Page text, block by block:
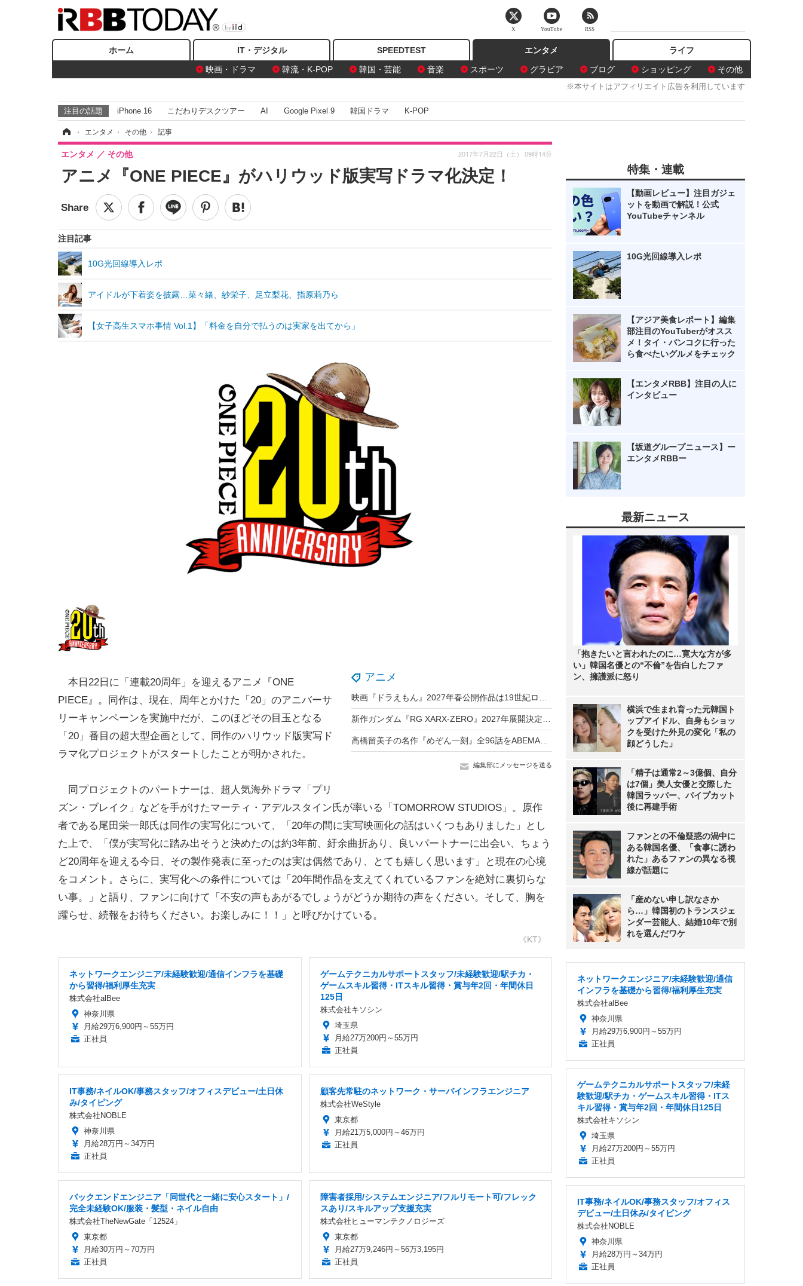
ホーム IT・デジタル SPEEDTEST
エンタメ
映画・ドラマ
韓流・K-POP 韓国・芸能 音楽 スポーツ グラビア ブログ ショッピング その他
ライフ
※本サイトはアフィリエイト広告を利用しています
注目の話題 iPhone 16 こだわりデスクツアー AI Google Pixel 9 韓国ドラマ K-POP
› エンタメ › その他 › 記事
アニメ『ONE PIECE』がハリウッド版実写ドラマ化決定！
エンタメ その他 2017年7月22日（土） 09時14分
注目記事
10G光回線導入レポ
アイドルが下着姿を披露…菜々緒、紗栄子、足立梨花、指原莉乃ら
【女子高生スマホ事情 Vol.1】「料金を自分で払うのは実家を出てから」
アニメ
編集部にメッセージを送る
本日22日に「連載20周年」を迎えるアニメ『ONE
PIECE』。同作は、現在、周年とかけた「20」のアニバーサ
リーキャンペーンを実施中だが、このほどその目玉となる
「20」番目の超大型企画として、同作のハリウッド版実写ド
ラマ化プロジェクトがスタートしたことが明かされた。
同プロジェクトのパートナーは、超人気海外ドラマ「プリ
ズン・ブレイク」などを手がけたマーティ・アデルスタイン氏が率いる「TOMORROW STUDIOS」。原作
者である尾田栄一郎氏は同作の実写化について、「20年の間に実写映画化の話はいくつもありました」とし
た上で、「僕が実写化に踏み出そうと決めたのは約3年前、紆余曲折あり、良いパートナーに出会い、ちょう
ど20周年を迎える今日、その製作発表に至ったのは実は偶然であり、とても嬉しく思います」と現在の心境
をコメント。さらに、実写化への条件については「20年間作品を支えてくれているファンを絶対に裏切らな
い事。」と語り、ファンに向けて「不安の声もあがるでしょうがどうか期待の声をください。そして、胸を
躍らせ、続報をお待ちください。お楽しみに！！」と呼びかけている。
《KT》
ネットワークエンジニア/未経験歓迎/通信インフラを基礎
から習得/福利厚生充実
株式会社alBee
神奈川県
月給29万6,900円～55万円
正社員
ゲームテクニカルサポートスタッフ/未経験歓迎/駅チカ・
ゲームスキル習得・ITスキル習得・賞与年2回・年間休日
125日
株式会社キソシン
埼玉県
月給27万200円～55万円
正社員
IT事務/ネイルOK/事務スタッフ/オフィスデビュー/土日休
み/タイピング
株式会社NOBLE
神奈川県
月給28万円～34万円
正社員
顧客先常駐のネットワーク・サーバインフラエンジニア
株式会社WeStyle
東京都
月給21万5,000円～46万円
正社員
バックエンドエンジニア「同世代と一緒に安心スタート」/
完全未経験OK/服装・髪型・ネイル自由
株式会社TheNewGate「12524」
東京都
月給30万円～70万円
正社員
障害者採用/システムエンジニア/フルリモート可/フレック
スあり/スキルアップ支援充実
株式会社ヒューマンテクノロジーズ
東京都
月給27万9,246円～56万3,195円
正社員
特集・連載
【動画レビュー】注目ガジェ
ットを動画で解説！公式
YouTubeチャンネル
10G光回線導入レポ
【アジア美食レポート】編集
部注目のYouTuberがオスス
メ！タイ・バンコクに行った
ら食べたいグルメをチェック
【エンタメRBB】注目の人に
インタビュー
【坂道グループニュース】ー
エンタメRBBー
最新ニュース
「抱きたいと言われたのに…寛大な方が多
い」韓国名優との“不倫”を告白したファ
ン、擁護派に怒り
横浜で生まれ育った元韓国ト
ップアイドル、自身もショッ
クを受けた外見の変化「私の
顔どうした」
「精子は通常2～3億個、自分
は7個」美人女優と交際した
韓国ラッパー、パイプカット
後に再建手術
ファンとの不倫疑惑の渦中に
ある韓国名優、「食事に誘わ
れた」あるファンの異なる視
線が話題に
「産めない申し訳なさか
ら…」韓国初のトランスジェ
ンダー芸能人、結婚10年で別
れを選んだワケ
ネットワークエンジニア/未経験歓迎/通信
インフラを基礎から習得/福利厚生充実
株式会社alBee
神奈川県
月給29万6,900円～55万円
正社員
ゲームテクニカルサポートスタッフ/未経
験歓迎/駅チカ・ゲームスキル習得・ITス
キル習得・賞与年2回・年間休日125日
株式会社キソシン
埼玉県
月給27万200円～55万円
正社員
IT事務/ネイルOK/事務スタッフ/オフィス
デビュー/土日休み/タイピング
株式会社NOBLE
神奈川県
月給28万円～34万円
正社員
X YouTube RSS